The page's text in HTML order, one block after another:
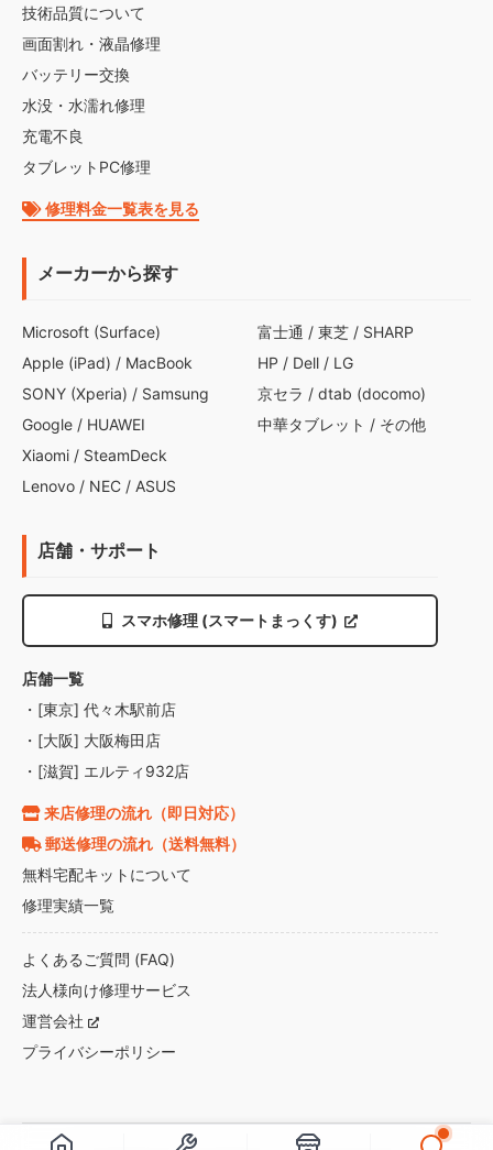
技術品質について
画面割れ・液晶修理
バッテリー交換
水没・水濡れ修理
充電不良
タブレットPC修理
修理料金一覧表を見る
メーカーから探す
Microsoft (Surface)
Apple (iPad) / MacBook
SONY (Xperia) / Samsung
Google / HUAWEI
Xiaomi / SteamDeck
Lenovo / NEC / ASUS
富士通 / 東芝 / SHARP
HP / Dell / LG
京セラ / dtab (docomo)
中華タブレット / その他
店舗・サポート
スマホ修理 (スマートまっくす)
店舗一覧
・[東京] 代々木駅前店
・[大阪] 大阪梅田店
・[滋賀] エルティ932店
来店修理の流れ（即日対応）
郵送修理の流れ（送料無料）
無料宅配キットについて
修理実績一覧
よくあるご質問 (FAQ)
法人様向け修理サービス
運営会社
プライバシーポリシー